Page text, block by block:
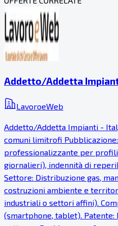
Addetto/Addetta
LavoroeWeb
Addetto/Addetta Impianti -
comuni limitrofi
professionalizzante per profili
giornalieri), indennità di
Settore: Distribuzione gas,
costruzioni ambiente e
industriali o settori affini).
(smartphone, tablet).